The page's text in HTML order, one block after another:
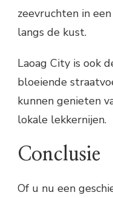
zeevruchten in
langs de kust.
Laoag City is ook
bloeiende
kunnen genieten
lokale lekkernijen.
Conclusie
Of u nu een